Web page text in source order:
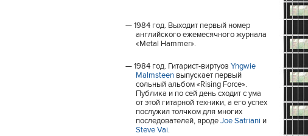
1984 год. Выходит первый номер
английского ежемесячного журнала
«Metal Hammer».
1984 год. Гитарист-виртуозYngwie
Malmsteen выпускает первый
сольный альбом «Rising Force».
Публика и по сей день сходит с ума
от этой гитарной техники, а его успех
послужил толчком для многих
последователей, вродеJoe Satriani и
Steve Vai.